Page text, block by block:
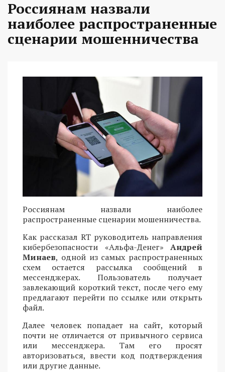
Россиянам назвали
наиболее распространенные
сценарии мошенничества
Россиянам назвали наиболее
распространенные сценарии мошенничества.
Как рассказал RT руководитель направления
кибербезопасности «Альфа-Денег» Андрей
Минаев, одной из самых распространенных
схем остается рассылка сообщений в
мессенджерах. Пользователь получает
завлекающий короткий текст, после чего ему
предлагают перейти по ссылке или открыть
файл.
Далее человек попадает на сайт, который
почти не отличается от привычного сервиса
или мессенджера. Там его просят
авторизоваться, ввести код подтверждения
или другие данные.